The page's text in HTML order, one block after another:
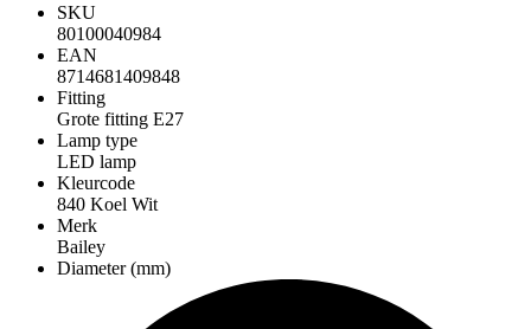
SKU
80100040984
EAN
8714681409848
Fitting
Grote fitting E27
Lamp type
LED lamp
Kleurcode
840 Koel Wit
Merk
Bailey
Diameter (mm)